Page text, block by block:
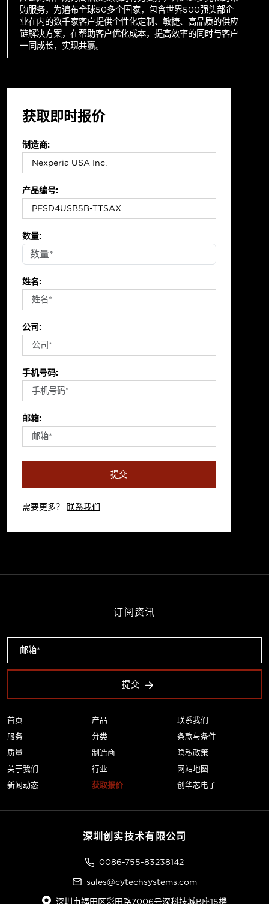
购服务，为遍布全球50多个国家，包含世界500强头部企
业在内的数千家客户提供个性化定制、敏捷、高品质的供应
链解决方案，在帮助客户优化成本，提高效率的同时与客户
一同成长，实现共赢。
获取即时报价
制造商:
产品编号:
数量:
姓名:
公司:
手机号码:
邮箱:
提交
需要更多？ 联系我们
首页
服务
质量
关于我们
新闻动态
产品
分类
制造商
行业
获取报价
联系我们
条款与条件
隐私政策
网站地图
创华芯电子
订阅资讯
提交
深圳创实技术有限公司
0086-755-83238142
sales@cytechsystems.com
深圳市福田区彩田路7006号深科技城B座15楼